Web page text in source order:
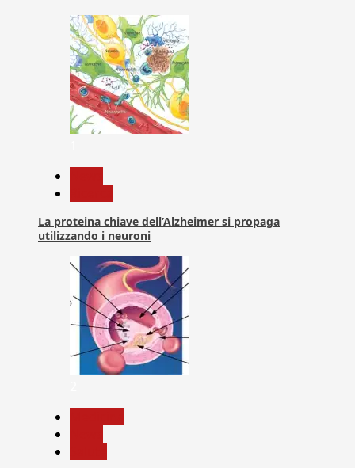
La proteina chiave dell’Alzheimer si propaga
utilizzando i neuroni